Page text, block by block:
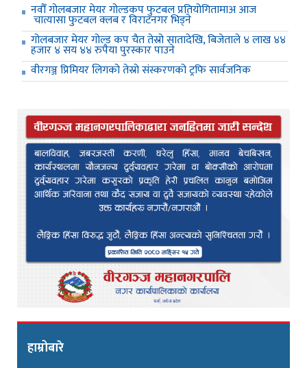
नवौँ गोलबजार मेयर गोल्डकप फुटबल प्रतियोगितामाअ आज
चात्यासा फुटबल क्लब र विराटनगर भिड्ने
गोलबजार मेयर गोल्ड कप चैत तेस्रो सातादेखि, बिजेताले ४ लाख ४४
हजार ४ सय ४४ रुपैया पुरस्कार पाउने
वीरगञ्ज प्रिमियर लिगको तेस्रो संस्करणको ट्रफि सार्वजनिक
हाम्रोबारे